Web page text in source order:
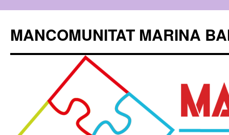
contenido
MANCOMUNITAT MARINA